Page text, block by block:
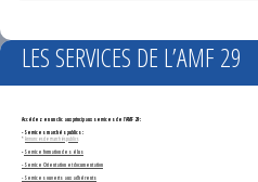
LES SERVICES DE L’AMF 29
Accédez en un clic aux principaux services de l'AMF 29 :
- Services marchés publics :
*Annonces de marchés publics
-Service formation des élus
- Service Orientation et documentation
- Services ouverts aux adhérents